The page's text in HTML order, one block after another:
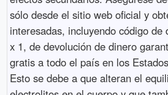
sólo desde el sitio web oficial y
interesadas, incluyendo código de
x 1, de devolución de dinero
gratis a todo el país en los
Esto se debe a que alteran el